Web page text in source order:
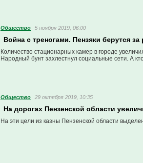
Общество 5 ноября 2019, 06:00
Война с треногами. Пензяки берутся за
Количество стационарных камер в городе
Народный бунт захлестнул социальные сети. А
Общество 29 октября 2019, 10:35
На дорогах Пензенской области
На эти цели из казны Пензенской области